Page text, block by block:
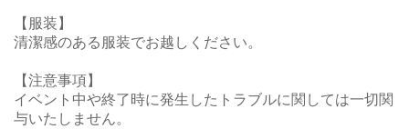
【服装】
清潔感のある服装でお越しください。
【注意事項】
イベント中や終了時に発生したトラブルに関しては一切関
与いたしません。